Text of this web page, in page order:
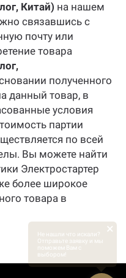
Китай) на нашем
связавшись с
почту или
товара
полученного
данный товар, в
условия
партии
по всей
Вы можете найти
Электростартер
более широкое
товара в
Не нашли что искали?
Отправьте заявку и мы
поможем Вам с
выбором!
×